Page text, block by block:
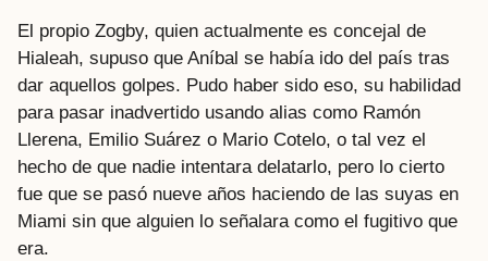
El propio Zogby, quien actualmente es concejal de
Hialeah, supuso que Aníbal se había ido del país tras
dar aquellos golpes. Pudo haber sido eso, su habilidad
para pasar inadvertido usando alias como Ramón
Llerena, Emilio Suárez o Mario Cotelo, o tal vez el
hecho de que nadie intentara delatarlo, pero lo cierto
fue que se pasó nueve años haciendo de las suyas en
Miami sin que alguien lo señalara como el fugitivo que
era.